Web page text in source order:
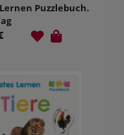
Puzzlebuch.